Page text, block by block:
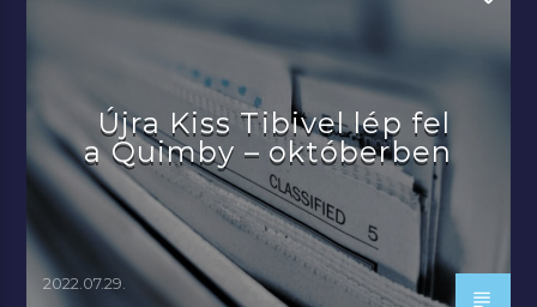
Újra Kiss Tibivel lép fel
a Quimby – októberben
2022.07.29.